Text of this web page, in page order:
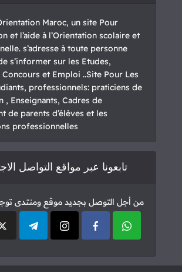
Maroc, un site Pour
et l’aide à l’Orientation scolaire et
s’adresse à toute personne
s’informer sur les Etudes,
et Emploi ..Site Pour Les
professionnels: praticiens de
, Enseignants, Cadres de
de parents d’élèves et les
professionnelles
تابعونا عبر مواقع التواصل
من أجل التوصل بجديد موقع ومنتدى